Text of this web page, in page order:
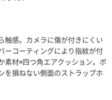
触感。カメラに傷が付きにくい
ーコーティングにより指紋が付
素材×四つ角エアクッション。ボ
を損ねない側面のストラップホ